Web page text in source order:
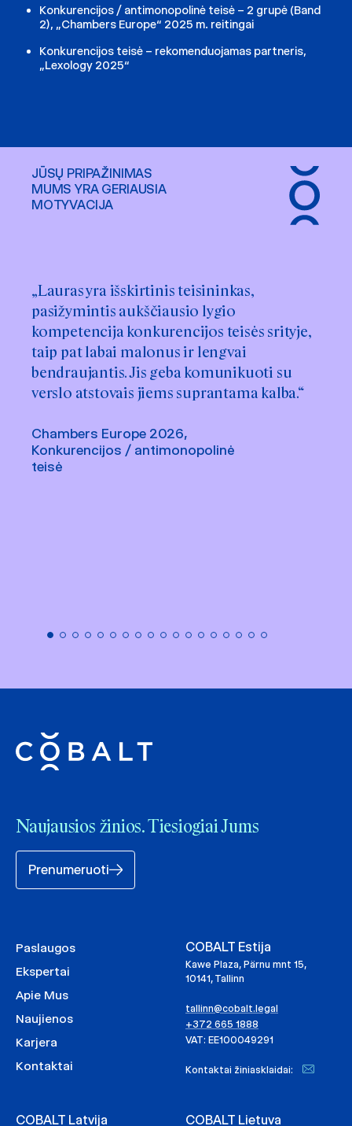
Konkurencijos / antimonopolinė teisė – 2 grupė (Band
2), „Chambers Europe“ 2025 m. reitingai
Konkurencijos teisė – rekomenduojamas partneris,
„Lexology 2025“
JŪSŲ PRIPAŽINIMAS
MUMS YRA GERIAUSIA
MOTYVACIJA
„Lauras yra išskirtinis teisininkas,
pasižymintis aukščiausio lygio
kompetencija konkurencijos teisės srityje,
taip pat labai malonus ir lengvai
bendraujantis. Jis geba komunikuoti su
verslo atstovais jiems suprantama kalba.“
Chambers Europe 2026,
Konkurencijos / antimonopolinė
teisė
„Lauras Butkevičius <…> turi išskirtinės
patirties konsultuodamas prekybos,
farmacijos ir technologijų, žiniasklaidos
bei telekomunikacijų (TMT) sektorių
įmones konkurencijos ir valstybės
reguliavimo klausimais.“
The Legal 500 2025, ES ir
konkurencijos teisė
Naujausios žinios. Tiesiogiai Jums
Prenumeruoti
Paslaugos
Ekspertai
Apie Mus
Naujienos
Karjera
Kontaktai
COBALT Estija
Kawe Plaza, Pärnu mnt 15,
10141, Tallinn
tallinn@cobalt.legal
+372 665 1888
VAT: EE100049291
Kontaktai žiniasklaidai:
COBALT Latvija COBALT Lietuva